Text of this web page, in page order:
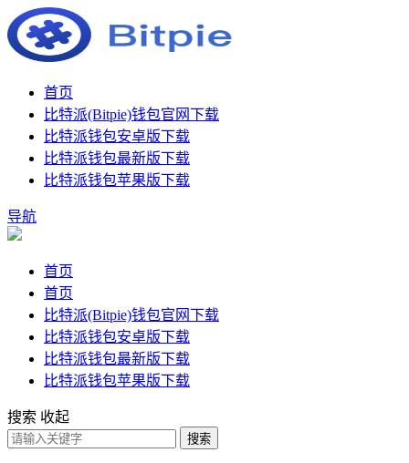
首页
比特派(Bitpie)钱包官网下载
比特派钱包安卓版下载
比特派钱包最新版下载
比特派钱包苹果版下载
导航
首页
首页
比特派(Bitpie)钱包官网下载
比特派钱包安卓版下载
比特派钱包最新版下载
比特派钱包苹果版下载
搜索 收起
搜索